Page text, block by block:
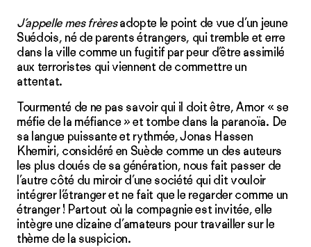
J’appelle mes frèresadopte le point de vue d’un jeune
Suédois, né de parents étrangers, qui tremble et erre
dans la ville comme un fugitif par peur d’être assimilé
aux terroristes qui viennent de commettre un
attentat.
Tourmenté de ne pas savoir qui il doit être, Amor « se
méfie de la méfiance » et tombe dans la paranoïa. De
sa langue puissante et rythmée, Jonas Hassen
Khemiri, considéré en Suède comme un des auteurs
les plus doués de sa génération, nous fait passer de
l’autre côté du miroir d’une société qui dit vouloir
intégrer l’étranger et ne fait que le regarder comme un
étranger ! Partout où la compagnie est invitée, elle
intègre une dizaine d’amateurs pour travailler sur le
thème de la suspicion.